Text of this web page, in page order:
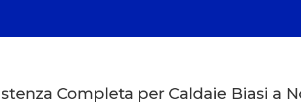
Completa per Caldaie Biasi a